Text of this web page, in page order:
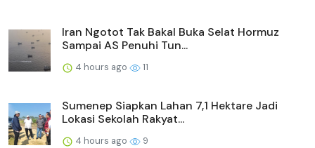
Iran Ngotot Tak Bakal Buka Selat Hormuz
Sampai AS Penuhi Tun...
4 hours ago 11
Sumenep Siapkan Lahan 7,1 Hektare Jadi
Lokasi Sekolah Rakyat...
4 hours ago 9